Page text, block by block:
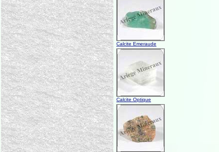
Calcite Emeraude
Calcite Optique